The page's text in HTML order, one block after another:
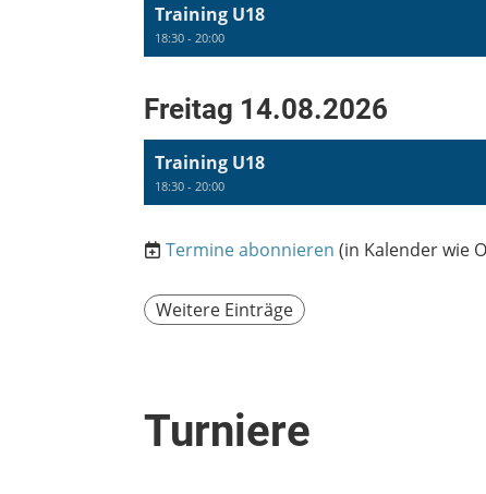
Training U18
18:30 - 20:00
Freitag 14.08.2026
Training U18
18:30 - 20:00
Termine abonnieren (in Kalender wie
Weitere Einträge
Turniere